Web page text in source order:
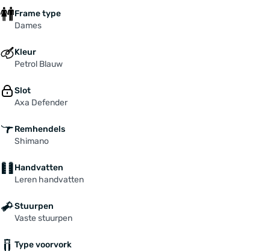
Frame type
Dames
Kleur
Petrol Blauw
Slot
Axa Defender
Remhendels
Shimano
Handvatten
Leren handvatten
Stuurpen
Vaste stuurpen
Type voorvork